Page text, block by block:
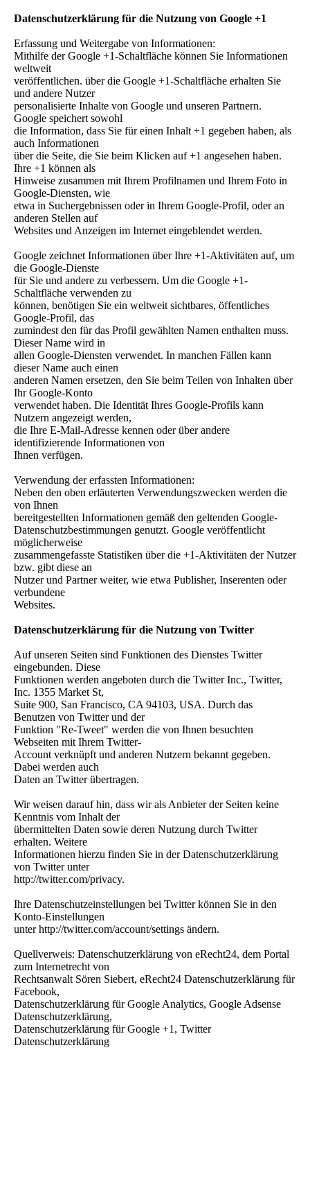
Datenschutzerklärung für die Nutzung von Google +1
Erfassung und Weitergabe von Informationen:
Mithilfe der Google +1-Schaltfläche können Sie Informationen
weltweit
veröffentlichen. über die Google +1-Schaltfläche erhalten Sie
und andere Nutzer
personalisierte Inhalte von Google und unseren Partnern.
Google speichert sowohl
die Information, dass Sie für einen Inhalt +1 gegeben haben, als
auch Informationen
über die Seite, die Sie beim Klicken auf +1 angesehen haben.
Ihre +1 können als
Hinweise zusammen mit Ihrem Profilnamen und Ihrem Foto in
Google-Diensten, wie
etwa in Suchergebnissen oder in Ihrem Google-Profil, oder an
anderen Stellen auf
Websites und Anzeigen im Internet eingeblendet werden.
Google zeichnet Informationen über Ihre +1-Aktivitäten auf, um
die Google-Dienste
für Sie und andere zu verbessern. Um die Google +1-
Schaltfläche verwenden zu
können, benötigen Sie ein weltweit sichtbares, öffentliches
Google-Profil, das
zumindest den für das Profil gewählten Namen enthalten muss.
Dieser Name wird in
allen Google-Diensten verwendet. In manchen Fällen kann
dieser Name auch einen
anderen Namen ersetzen, den Sie beim Teilen von Inhalten über
Ihr Google-Konto
verwendet haben. Die Identität Ihres Google-Profils kann
Nutzern angezeigt werden,
die Ihre E-Mail-Adresse kennen oder über andere
identifizierende Informationen von
Ihnen verfügen.
Verwendung der erfassten Informationen:
Neben den oben erläuterten Verwendungszwecken werden die
von Ihnen
bereitgestellten Informationen gemäß den geltenden Google-
Datenschutzbestimmungen genutzt. Google veröffentlicht
möglicherweise
zusammengefasste Statistiken über die +1-Aktivitäten der Nutzer
bzw. gibt diese an
Nutzer und Partner weiter, wie etwa Publisher, Inserenten oder
verbundene
Websites.
Datenschutzerklärung für die Nutzung von Twitter
Auf unseren Seiten sind Funktionen des Dienstes Twitter
eingebunden. Diese
Funktionen werden angeboten durch die Twitter Inc., Twitter,
Inc. 1355 Market St,
Suite 900, San Francisco, CA 94103, USA. Durch das
Benutzen von Twitter und der
Funktion "Re-Tweet" werden die von Ihnen besuchten
Webseiten mit Ihrem Twitter-
Account verknüpft und anderen Nutzern bekannt gegeben.
Dabei werden auch
Daten an Twitter übertragen.
Wir weisen darauf hin, dass wir als Anbieter der Seiten keine
Kenntnis vom Inhalt der
übermittelten Daten sowie deren Nutzung durch Twitter
erhalten. Weitere
Informationen hierzu finden Sie in der Datenschutzerklärung
von Twitter unter
http://twitter.com/privacy.
Ihre Datenschutzeinstellungen bei Twitter können Sie in den
Konto-Einstellungen
unter http://twitter.com/account/settings ändern.
Quellverweis: Datenschutzerklärung von eRecht24, dem Portal
zum Internetrecht von
Rechtsanwalt Sören Siebert, eRecht24 Datenschutzerklärung für
Facebook,
Datenschutzerklärung für Google Analytics, Google Adsense
Datenschutzerklärung,
Datenschutzerklärung für Google +1, Twitter
Datenschutzerklärung